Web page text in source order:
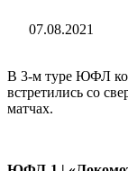
07.08.2021
В 3-м туре ЮФЛ
встретились со
матчах.